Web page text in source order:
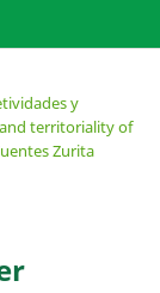
y
territoriality of
Zurita